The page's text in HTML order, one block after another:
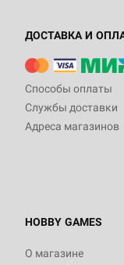
ДОСТАВКА И
Способы оплаты
Службы доставки
Адреса магазинов
HOBBY GAMES
О магазине